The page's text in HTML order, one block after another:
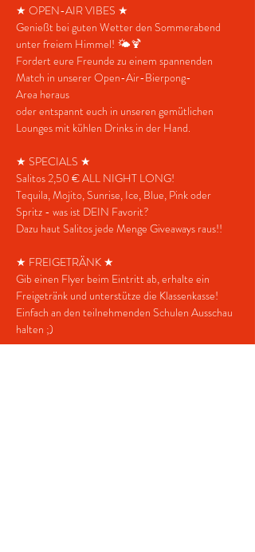
★ OPEN-AIR VIBES ★
Genießt bei guten Wetter den Sommerabend
unter freiem Himmel! 🌤️🍹
Fordert eure Freunde zu einem spannenden
Match in unserer Open-Air-Bierpong-
Area heraus
oder entspannt euch in unseren gemütlichen
Lounges mit kühlen Drinks in der Hand.
★ SPECIALS ★
Salitos 2,50 € ALL NIGHT LONG!
Tequila, Mojito, Sunrise, Ice, Blue, Pink oder
Spritz - was ist DEIN Favorit?
Dazu haut Salitos jede Menge Giveaways raus!!
★ FREIGETRÄNK ★
Gib einen Flyer beim Eintritt ab, erhalte ein
Freigetränk und unterstütze die Klassenkasse!
Einfach an den teilnehmenden Schulen Ausschau
halten ;)